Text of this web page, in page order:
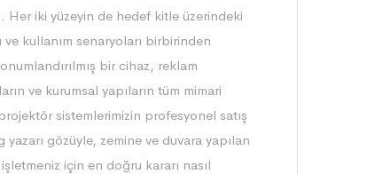
iki yüzeyin de hedef kitle üzerindeki
kullanım senaryoları birbirinden
bir cihaz, reklam
ve kurumsal yapıların tüm mimari
sistemlerimizin profesyonel satış
gözüyle, zemine ve duvara yapılan
için en doğru kararı nasıl